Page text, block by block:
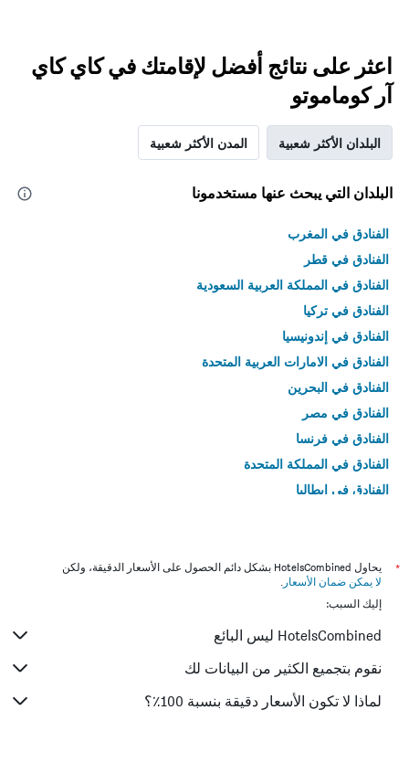
اعثر على نتائج أفضل لإقامتك في كاي كاي
آر كوماموتو
البلدان الأكثر شعبية المدن الأكثر شعبية
البلدان التي يبحث عنها مستخدمونا
الفنادق في المغرب
الفنادق في قطر
الفنادق في المملكة العربية السعودية
الفنادق في تركيا
الفنادق في إندونيسيا
الفنادق في الامارات العربية المتحدة
الفنادق في البحرين
الفنادق في مصر
الفنادق في فرنسا
الفنادق في المملكة المتحدة
الفنادق في إيطاليا
*
يحاول HotelsCombined بشكل دائم الحصول على الأسعار الدقيقة، ولكن
لا يمكن ضمان الأسعار .
إليك السبب:
HotelsCombined ليس البائع
نقوم بتجميع الكثير من البيانات لك
لماذا لا تكون الأسعار دقيقة بنسبة 100٪؟